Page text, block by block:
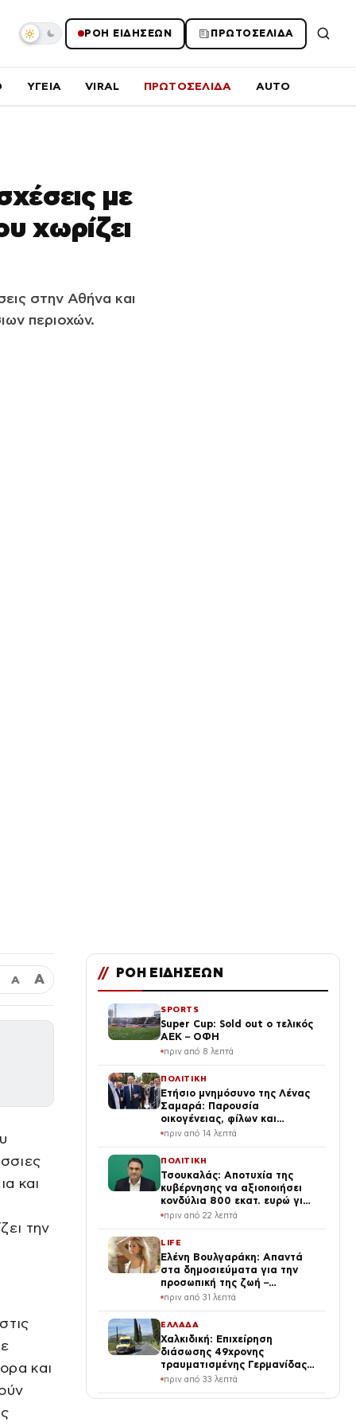
ΡΟΗ ΕΙΔΗΣΕΩΝ ΠΡΩΤΟΣΕΛΙΔΑ
ΥΓΕΙΑ VIRAL ΠΡΩΤΟΣΕΛΙΔΑ AUTO
με
χωρίζει
στην Αθήνα και
περιοχών.
Α Α
και
την
και
// ΡΟΗ ΕΙΔΗΣΕΩΝ
SPORTS
Super Cup: Sold out ο τελικός
ΑΕΚ – ΟΦΗ
πριν από 8 λεπτά
ΠΟΛΙΤΙΚΗ
Ετήσιο μνημόσυνο της Λένας
Σαμαρά: Παρουσία
οικογένειας, φίλων και
πολιτικών
πριν από 14 λεπτά
ΠΟΛΙΤΙΚΗ
Τσουκαλάς: Αποτυχία της
κυβέρνησης να αξιοποιήσει
κονδύλια 800 εκατ. ευρώ για
ενεργειακή ανθεκτικότητα
πριν από 22 λεπτά
LIFE
Ελένη Βουλγαράκη: Απαντά
στα δημοσιεύματα για την
προσωπική της ζωή –
«Διασταυρώστε καμιά
τη βλακεία σας»
πριν από 31 λεπτά
ΕΛΛΑΔΑ
Χαλκιδική: Επιχείρηση
διάσωσης 49χρονης
τραυματισμένης Γερμανίδας
σε δύσβατη περιοχή
πριν από 33 λεπτά